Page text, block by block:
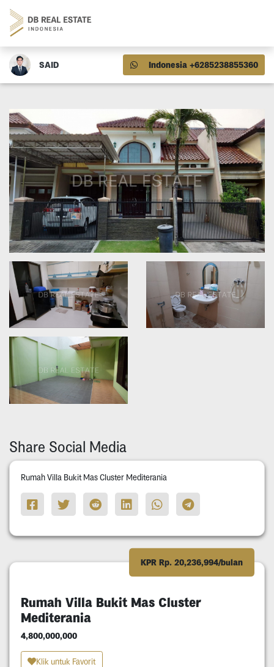
SAID Indonesia +6285238855360
Share Social Media
Rumah Villa Bukit Mas Cluster Mediterania
KPR Rp. 20,236,994/bulan
Rumah Villa Bukit Mas Cluster
Mediterania
4,800,000,000
Klik untuk Favorit